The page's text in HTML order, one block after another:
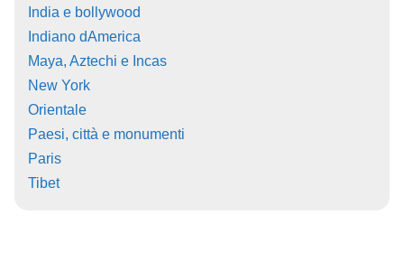
India e bollywood
Indiano dAmerica
Maya, Aztechi e Incas
New York
Orientale
Paesi, città e monumenti
Paris
Tibet